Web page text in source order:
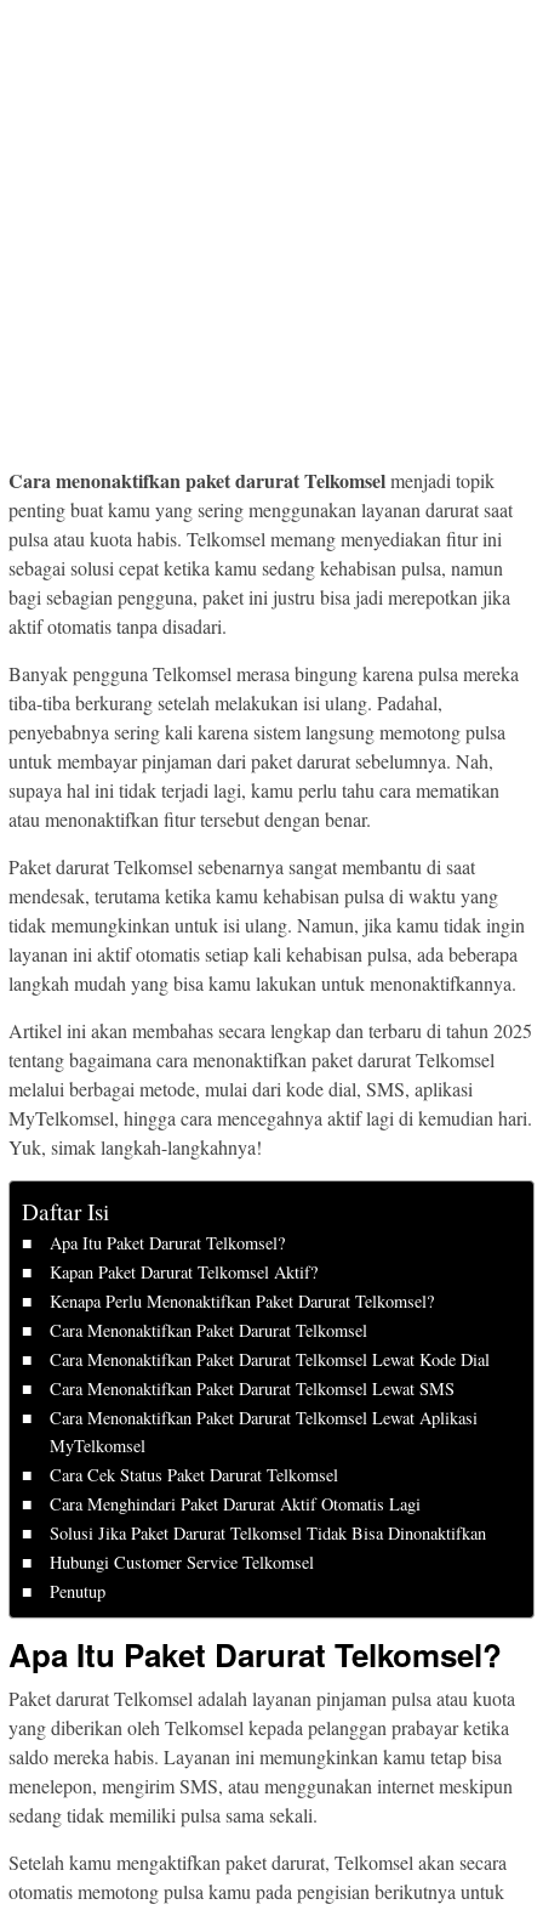
Cara menonaktifkan paket darurat Telkomselmenjadi topik
penting buat kamu yang sering menggunakan layanan darurat saat
pulsa atau kuota habis. Telkomsel memang menyediakan fitur ini
sebagai solusi cepat ketika kamu sedang kehabisan pulsa, namun
bagi sebagian pengguna, paket ini justru bisa jadi merepotkan jika
aktif otomatis tanpa disadari.
Banyak pengguna Telkomsel merasa bingung karena pulsa mereka
tiba-tiba berkurang setelah melakukan isi ulang. Padahal,
penyebabnya sering kali karena sistem langsung memotong pulsa
untuk membayar pinjaman dari paket darurat sebelumnya. Nah,
supaya hal ini tidak terjadi lagi, kamu perlu tahu cara mematikan
atau menonaktifkan fitur tersebut dengan benar.
Paket darurat Telkomsel sebenarnya sangat membantu di saat
mendesak, terutama ketika kamu kehabisan pulsa di waktu yang
tidak memungkinkan untuk isi ulang. Namun, jika kamu tidak ingin
layanan ini aktif otomatis setiap kali kehabisan pulsa, ada beberapa
langkah mudah yang bisa kamu lakukan untuk menonaktifkannya.
Artikel ini akan membahas secara lengkap dan terbaru di tahun 2025
tentang bagaimana cara menonaktifkan paket darurat Telkomsel
melalui berbagai metode, mulai dari kode dial, SMS, aplikasi
MyTelkomsel, hingga cara mencegahnya aktif lagi di kemudian hari.
Yuk, simak langkah-langkahnya!
Daftar Isi
Apa Itu Paket Darurat Telkomsel?
Kapan Paket Darurat Telkomsel Aktif?
Kenapa Perlu Menonaktifkan Paket Darurat Telkomsel?
Cara Menonaktifkan Paket Darurat Telkomsel
Cara Menonaktifkan Paket Darurat Telkomsel Lewat Kode Dial
Cara Menonaktifkan Paket Darurat Telkomsel Lewat SMS
Cara Menonaktifkan Paket Darurat Telkomsel Lewat Aplikasi
MyTelkomsel
Cara Cek Status Paket Darurat Telkomsel
Cara Menghindari Paket Darurat Aktif Otomatis Lagi
Solusi Jika Paket Darurat Telkomsel Tidak Bisa Dinonaktifkan
Hubungi Customer Service Telkomsel
Penutup
Apa Itu Paket Darurat Telkomsel?
Paket darurat Telkomsel adalah layanan pinjaman pulsa atau kuota
yang diberikan oleh Telkomsel kepada pelanggan prabayar ketika
saldo mereka habis. Layanan ini memungkinkan kamu tetap bisa
menelepon, mengirim SMS, atau menggunakan internet meskipun
sedang tidak memiliki pulsa sama sekali.
Setelah kamu mengaktifkan paket darurat, Telkomsel akan secara
otomatis memotong pulsa kamu pada pengisian berikutnya untuk